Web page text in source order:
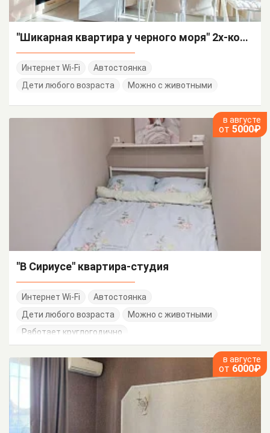
"Шикарная квартира у черного моря" 2х-комнатная квартира
Интернет Wi-Fi
Автостоянка
Дети любого возраста
Можно с животными
в августе
от 5000₽
"В Сириусе" квартира-студия
Интернет Wi-Fi
Автостоянка
Дети любого возраста
Можно с животными
Работает круглогодично
в августе
от 6000₽